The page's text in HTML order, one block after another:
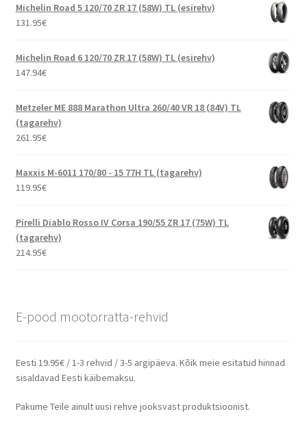
Michelin Road 5 120/70 ZR 17 (58W) TL (esirehv)
131.95€
Michelin Road 6 120/70 ZR 17 (58W) TL (esirehv)
147.94€
Metzeler ME 888 Marathon Ultra 260/40 VR 18 (84V) TL
(tagarehv)
261.95€
Maxxis M-6011 170/80 - 15 77H TL (tagarehv)
119.95€
Pirelli Diablo Rosso IV Corsa 190/55 ZR 17 (75W) TL
(tagarehv)
214.95€
E-pood mootorratta-rehvid
Eesti 19.95€ / 1-3 rehvid / 3-5 argipäeva. Kõik meie esitatud hinnad
sisaldavad Eesti käibemaksu.
Pakume Teile ainult uusi rehve jooksvast produktsioonist.